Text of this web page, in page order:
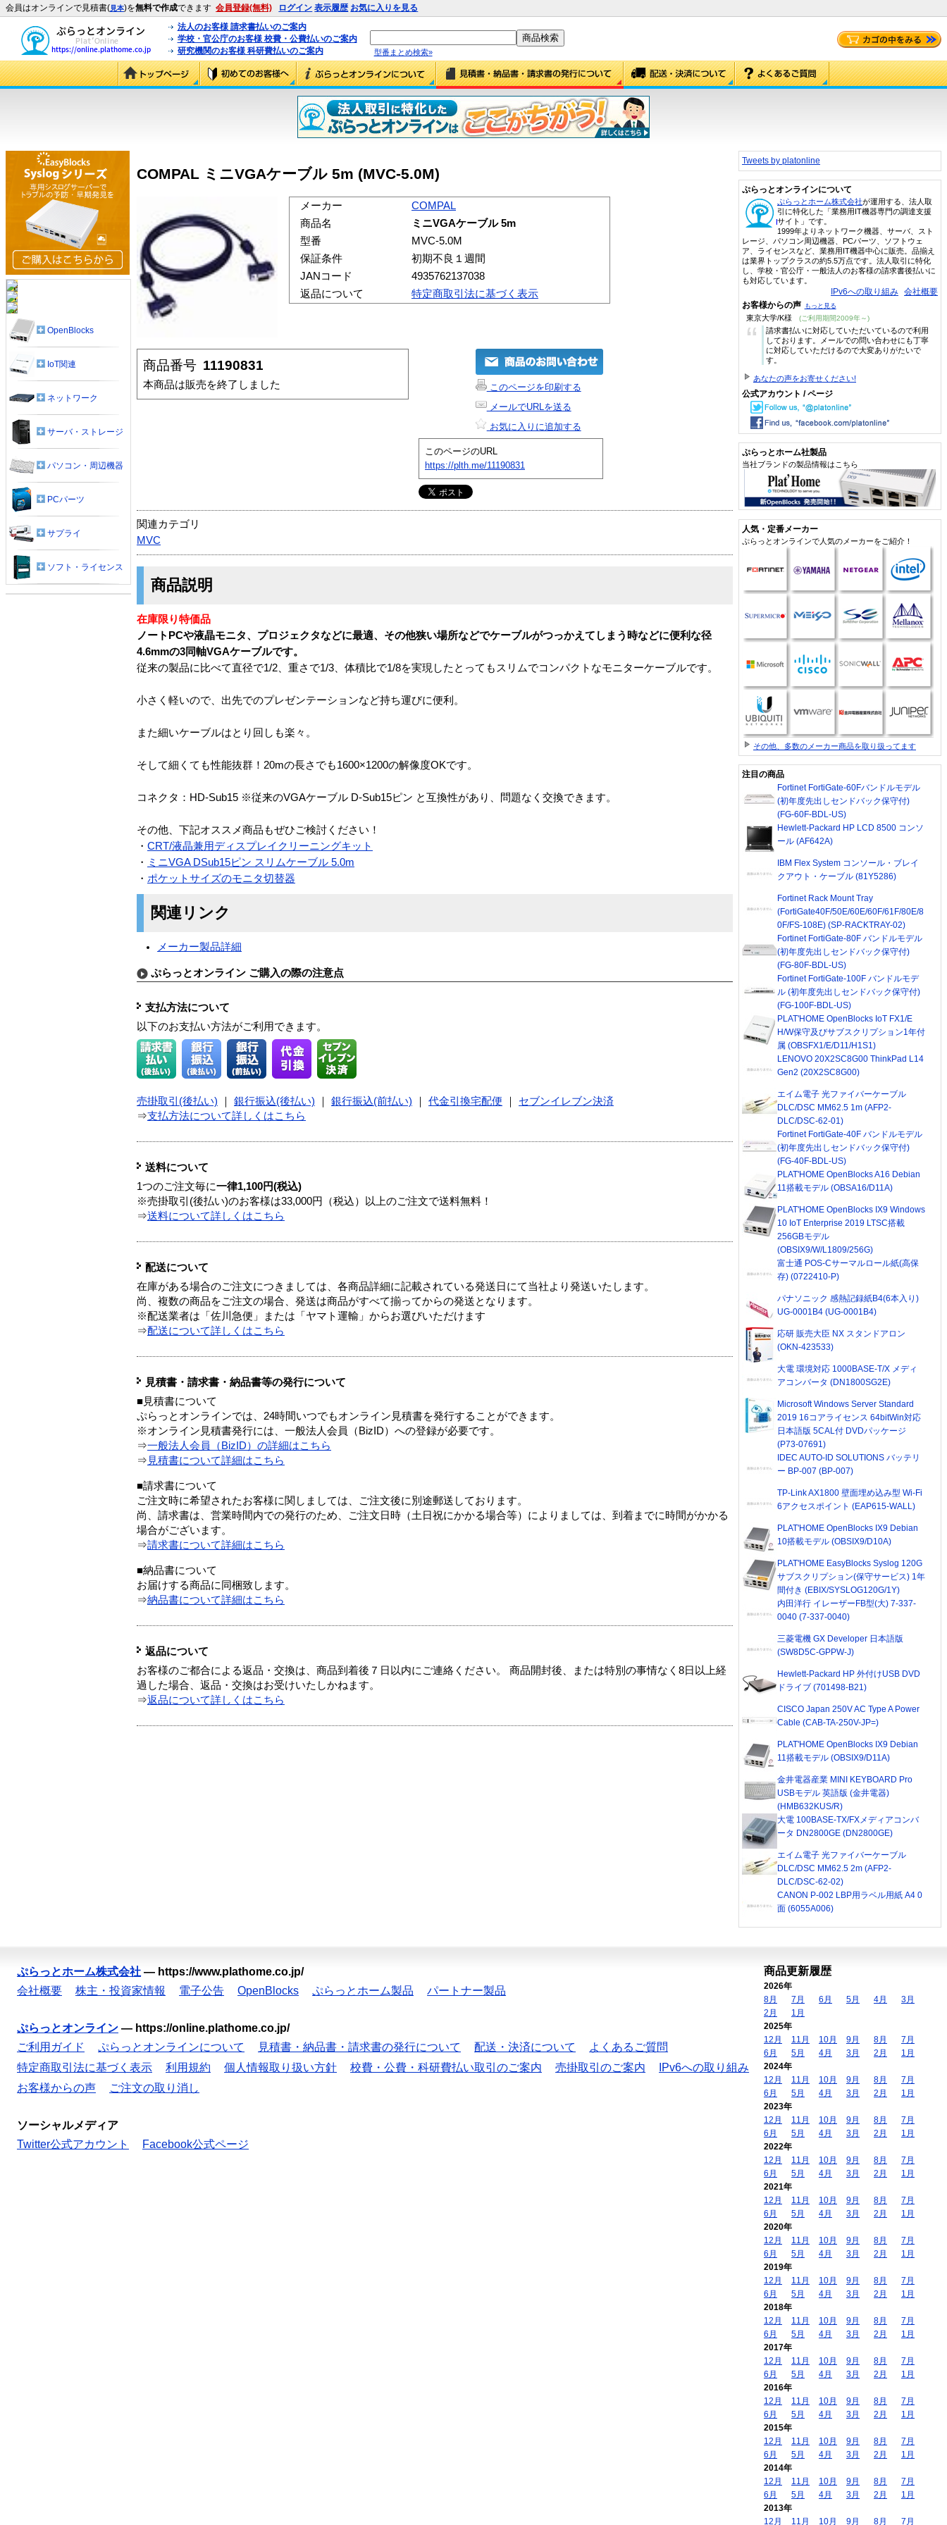
会員はオンラインで見積書(見本)を無料で作成できます 会員登録(無料) ログイン 表示履歴 お気に入りを見る
法人のお客様 請求書払いのご案内
学校・官公庁のお客様 校費・公費払いのご案内
研究機関のお客様 科研費払いのご案内
型番まとめ検索»
COMPAL ミニVGAケーブル 5m (MVC-5.0M)
メーカー
COMPAL
商品名
ミニVGAケーブル 5m
型番
MVC-5.0M
保証条件
初期不良１週間
JANコード
4935762137038
返品について
特定商取引法に基づく表示
商品番号 11190831
本商品は販売を終了しました
このページを印刷する
メールでURLを送る
お気に入りに追加する
このページのURL
https://plth.me/11190831
関連カテゴリ
MVC
商品説明
在庫限り特価品
ノートPCや液晶モニタ、プロジェクタなどに最適、その他狭い場所などでケーブルがつっかえてしまう時などに便利な径
4.6mmの3同軸VGAケーブルです。
従来の製品に比べて直径で1/2、重さで1/3、体積比で1/8を実現したとってもスリムでコンパクトなモニターケーブルです。
小さく軽いので、出先でのプレゼンテーションなど持ち運びに便利。
また細いケーブルはとり回しも楽々。
そして細くても性能抜群！20mの長さでも1600×1200の解像度OKです。
コネクタ：HD-Sub15 ※従来のVGAケーブル D-Sub15ピン と互換性があり、問題なく交換できます。
その他、下記オススメ商品もぜひご検討ください！
・ CRT/液晶兼用ディスプレイクリーニングキット
・ ミニVGA DSub15ピン スリムケーブル 5.0m
・ ポケットサイズのモニタ切替器
関連リンク
メーカー製品詳細
ぷらっとオンライン ご購入の際の注意点
支払方法について
以下のお支払い方法がご利用できます。
売掛取引(後払い) 銀行振込(後払い) 銀行振込(前払い) 代金引換宅配便
セブンイレブン決済
⇒支払方法について詳しくはこちら
送料について
1つのご注文毎に一律1,100円(税込)
※売掛取引(後払い)のお客様は33,000円（税込）以上のご注文で送料無料！
⇒送料について詳しくはこちら
配送について
在庫がある場合のご注文につきましては、各商品詳細に記載されている発送日にて当社より発送いたします。
尚、複数の商品をご注文の場合、発送は商品がすべて揃ってからの発送となります。
※配送業者は「佐川急便」または「ヤマト運輸」からお選びいただけます
⇒配送について詳しくはこちら
見積書・請求書・納品書等の発行について
■見積書について
ぷらっとオンラインでは、24時間いつでもオンライン見積書を発行することができます。
※オンライン見積書発行には、一般法人会員（BizID）への登録が必要です。
⇒一般法人会員（BizID）の詳細はこちら
⇒ 見積書について詳細はこちら
■請求書について
ご注文時に希望されたお客様に関しましては、ご注文後に別途郵送しております。
尚、請求書は、営業時間内での発行のため、ご注文日時（土日祝にかかる場合等）によりましては、到着までに時間がかかる
場合がございます。
⇒請求書について詳細はこちら
■納品書について
お届けする商品に同梱致します。
⇒納品書について詳細はこちら
返品について
お客様のご都合による返品・交換は、商品到着後７日以内にご連絡ください。 商品開封後、または特別の事情なく8日以上経
過した場合、返品・交換はお受けいたしかねます。
⇒返品について詳しくはこちら
OpenBlocks
IoT関連
ネットワーク
サーバ・ストレージ
パソコン・周辺機器
PCパーツ
サプライ
ソフト・ライセンス
Tweets by platonline
ぷらっとオンラインについて
ぷらっとホーム株式会社が運用する、法人取
引に特化した「業務用IT機器専門の調達支援
サイト」です。
1999年よりネットワーク機器、サーバ、スト
レージ、パソコン周辺機器、PCパーツ、ソフトウェ
ア、ライセンスなど、業務用IT機器中心に販売。品揃え
は業界トップクラスの約5.5万点です。法人取引に特化
し、学校・官公庁・一般法人のお客様の請求書後払いに
も対応しています。
IPv6への取り組み 会社概要
お客様からの声 もっと見る
東京大学/K様 (ご利用期間2009年～)
“
請求書払いに対応していただいているので利用
しております。メールでの問い合わせにも丁寧
に対応していただけるので大変ありがたいで
す。
あなたの声をお寄せください!
公式アカウント / ページ
ぷらっとホーム社製品
当社ブランドの製品情報はこちら
人気・定番メーカー
ぷらっとオンラインで人気のメーカーをご紹介！
その他、多数のメーカー商品を取り扱ってます
注目の商品
Fortinet FortiGate-60Fバンドルモデル
(初年度先出しセンドバック保守付)
(FG-60F-BDL-US)
Hewlett-Packard HP LCD 8500 コンソ
ール (AF642A)
IBM Flex System コンソール・ブレイ
クアウト・ケーブル (81Y5286)
Fortinet Rack Mount Tray
(FortiGate40F/50E/60E/60F/61F/80E/8
0F/FS-108E) (SP-RACKTRAY-02)
Fortinet FortiGate-80F バンドルモデル
(初年度先出しセンドバック保守付)
(FG-80F-BDL-US)
Fortinet FortiGate-100F バンドルモデ
ル (初年度先出しセンドバック保守付)
(FG-100F-BDL-US)
PLAT'HOME OpenBlocks IoT FX1/E
H/W保守及びサブスクリプション1年付
属 (OBSFX1/E/D11/H1S1)
LENOVO 20X2SC8G00 ThinkPad L14
Gen2 (20X2SC8G00)
エイム電子 光ファイバーケーブル
DLC/DSC MM62.5 1m (AFP2-
DLC/DSC-62-01)
Fortinet FortiGate-40F バンドルモデル
(初年度先出しセンドバック保守付)
(FG-40F-BDL-US)
PLAT'HOME OpenBlocks A16 Debian
11搭載モデル (OBSA16/D11A)
PLAT'HOME OpenBlocks IX9 Windows
10 IoT Enterprise 2019 LTSC搭載
256GBモデル
(OBSIX9/W/L1809/256G)
富士通 POS-Cサーマルロール紙(高保
存) (0722410-P)
パナソニック 感熱記録紙B4(6本入り)
UG-0001B4 (UG-0001B4)
応研 販売大臣 NX スタンドアロン
(OKN-423533)
大電 環境対応 1000BASE-T/X メディ
アコンバータ (DN1800SG2E)
Microsoft Windows Server Standard
2019 16コアライセンス 64bitWin対応
日本語版 5CAL付 DVDパッケージ
(P73-07691)
IDEC AUTO-ID SOLUTIONS バッテリ
ー BP-007 (BP-007)
TP-Link AX1800 壁面埋め込み型 Wi-Fi
6アクセスポイント (EAP615-WALL)
PLAT'HOME OpenBlocks IX9 Debian
10搭載モデル (OBSIX9/D10A)
PLAT'HOME EasyBlocks Syslog 120G
サブスクリプション(保守サービス) 1年
間付き (EBIX/SYSLOG120G/1Y)
内田洋行 イレーザーFB型(大) 7-337-
0040 (7-337-0040)
三菱電機 GX Developer 日本語版
(SW8D5C-GPPW-J)
Hewlett-Packard HP 外付けUSB DVD
ドライブ (701498-B21)
CISCO Japan 250V AC Type A Power
Cable (CAB-TA-250V-JP=)
PLAT'HOME OpenBlocks IX9 Debian
11搭載モデル (OBSIX9/D11A)
金井電器産業 MINI KEYBOARD Pro
USBモデル 英語版 (金井電器)
(HMB632KUS/R)
大電 100BASE-TX/FXメディアコンバ
ータ DN2800GE (DN2800GE)
エイム電子 光ファイバーケーブル
DLC/DSC MM62.5 2m (AFP2-
DLC/DSC-62-02)
CANON P-002 LBP用ラベル用紙 A4 0
面 (6055A006)
ぷらっとホーム株式会社 — https://www.plathome.co.jp/
会社概要
株主・投資家情報 電子公告 OpenBlocks ぷらっとホーム製品 パートナー製品
ぷらっとオンライン — https://online.plathome.co.jp/
ご利用ガイド
ぷらっとオンラインについて 見積書・納品書・請求書の発行について 配送・決済について
よくあるご質問
特定商取引法に基づく表示
利用規約 個人情報取り扱い方針 校費・公費・科研費払い取引のご案内 売掛取引のご案内
IPv6への取り組み
お客様からの声
ご注文の取り消し
ソーシャルメディア
Twitter公式アカウント
Facebook公式ページ
商品更新履歴
2026年
8月
7月 6月 5月 4月
3月
2月
1月
2025年
12月
11月 10月 9月 8月
7月
6月
5月 4月 3月 2月
1月
2024年
12月
11月 10月 9月 8月
7月
6月
5月 4月 3月 2月
1月
2023年
12月
11月 10月 9月 8月
7月
6月
5月 4月 3月 2月
1月
2022年
12月
11月 10月 9月 8月
7月
6月
5月 4月 3月 2月
1月
2021年
12月
11月 10月 9月 8月
7月
6月
5月 4月 3月 2月
1月
2020年
12月
11月 10月 9月 8月
7月
6月
5月 4月 3月 2月
1月
2019年
12月
11月 10月 9月 8月
7月
6月
5月 4月 3月 2月
1月
2018年
12月
11月 10月 9月 8月
7月
6月
5月 4月 3月 2月
1月
2017年
12月
11月 10月 9月 8月
7月
6月
5月 4月 3月 2月
1月
2016年
12月
11月 10月 9月 8月
7月
6月
5月 4月 3月 2月
1月
2015年
12月
11月 10月 9月 8月
7月
6月
5月 4月 3月 2月
1月
2014年
12月
11月 10月 9月 8月
7月
6月
5月 4月 3月 2月
1月
2013年
12月
11月 10月 9月 8月 7月